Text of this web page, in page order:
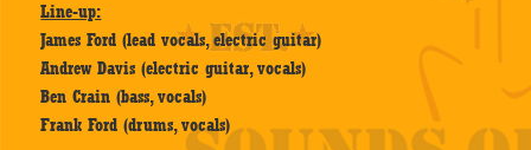
Line-up:
James Ford (lead vocals, electric guitar)
Andrew Davis (electric guitar, vocals)
Ben Crain (bass, vocals)
Frank Ford (drums, vocals)